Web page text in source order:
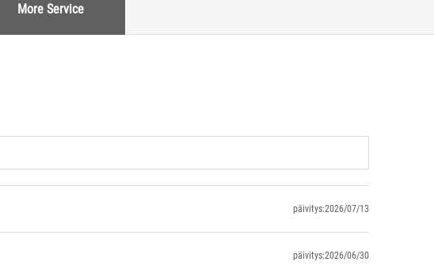
More Service
päivitys:2026/07/13
päivitys:2026/06/30